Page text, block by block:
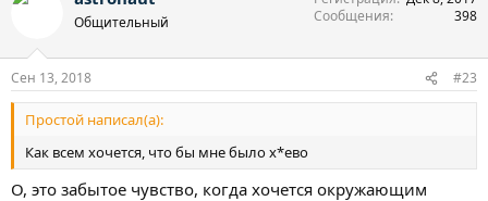
Общительный
Сообщения
398
Сен 13, 2018 #23
Простой написал(а):
Как всем хочется, что бы мне было х*ево
О, это забытое чувство, когда хочется окружающим